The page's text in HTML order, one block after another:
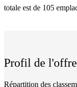
totale est de 105
Profil de
Répartition des